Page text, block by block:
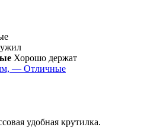
Хорошо держат
удобная крутилка.